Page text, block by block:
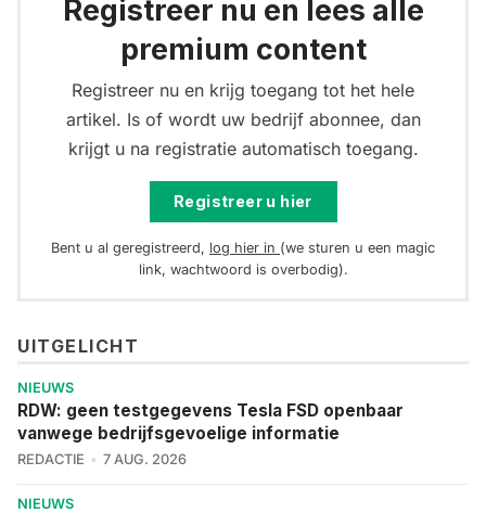
Registreer nu en lees alle
premium content
Registreer nu en krijg toegang tot het hele
artikel. Is of wordt uw bedrijf abonnee, dan
krijgt u na registratie automatisch toegang.
Registreer u hier
Bent u al geregistreerd, log hier in (we sturen u een magic
link, wachtwoord is overbodig).
UITGELICHT
NIEUWS
RDW: geen testgegevens Tesla FSD openbaar
vanwege bedrijfsgevoelige informatie
REDACTIE 7 AUG. 2026
NIEUWS